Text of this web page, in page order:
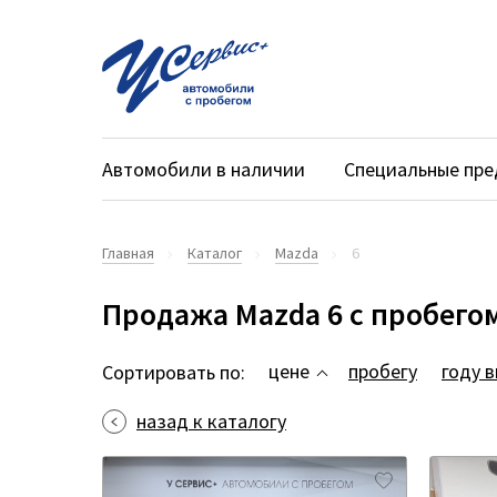
Автомобили в наличии Специальные
Главная Каталог Mazda 6
Продажа Mazda 6 с
Сортировать по: цене пробегу
году
назад к каталогу